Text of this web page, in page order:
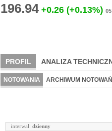
196.94 +0.26 (+0.13%)
PROFIL ANALIZA
NOTOWANIA ARCHIWUM NOTOWAŃ
interwał: dzienny